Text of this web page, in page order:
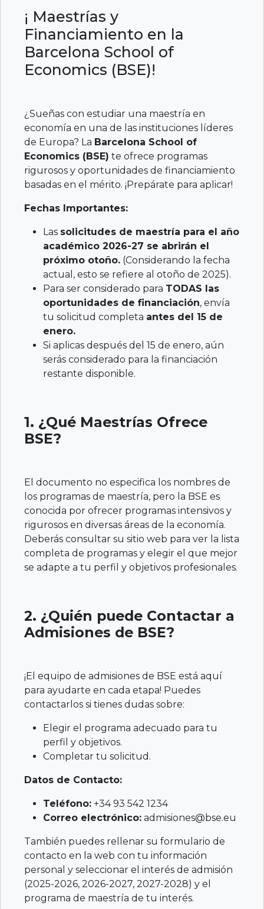
¡ Maestrías y
Financiamiento en la
Barcelona School of
Economics (BSE)!
¿Sueñas con estudiar una maestría en
economía en una de las instituciones líderes
de Europa? La Barcelona School of
Economics (BSE) te ofrece programas
rigurosos y oportunidades de financiamiento
basadas en el mérito. ¡Prepárate para aplicar!
Fechas Importantes:
Las solicitudes de maestría para el año
académico 2026-27 se abrirán el
próximo otoño. (Considerando la fecha
actual, esto se refiere al otoño de 2025).
Para ser considerado para TODAS las
oportunidades de financiación, envía
tu solicitud completa antes del 15 de
enero.
Si aplicas después del 15 de enero, aún
serás considerado para la financiación
restante disponible.
1. ¿Qué Maestrías Ofrece
BSE?
El documento no especifica los nombres de
los programas de maestría, pero la BSE es
conocida por ofrecer programas intensivos y
rigurosos en diversas áreas de la economía.
Deberás consultar su sitio web para ver la lista
completa de programas y elegir el que mejor
se adapte a tu perfil y objetivos profesionales.
2. ¿Quién puede Contactar a
Admisiones de BSE?
¡El equipo de admisiones de BSE está aquí
para ayudarte en cada etapa! Puedes
contactarlos si tienes dudas sobre:
Elegir el programa adecuado para tu
perfil y objetivos.
Completar tu solicitud.
Datos de Contacto:
Teléfono: +34 93 542 1234
Correo electrónico: admisiones@bse.eu
También puedes rellenar su formulario de
contacto en la web con tu información
personal y seleccionar el interés de admisión
(2025-2026, 2026-2027, 2027-2028) y el
programa de maestría de tu interés.